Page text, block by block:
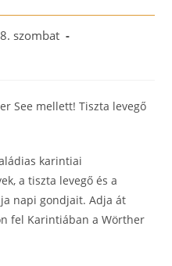
szombat
See mellett! Tiszta levegő
karintiai
a tiszta levegő és a
napi gondjait. Adja át
fel Karintiában a Wörther